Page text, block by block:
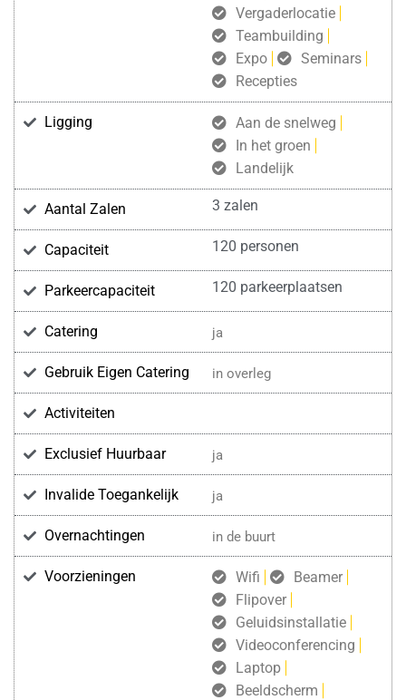
Vergaderlocatie
Teambuilding
Expo
Seminars
Recepties
Ligging
Aan de snelweg
In het groen
Landelijk
Aantal Zalen 3 zalen
Capaciteit 120 personen
Parkeercapaciteit 120 parkeerplaatsen
Catering ja
Gebruik Eigen Catering in overleg
Activiteiten
Exclusief Huurbaar ja
Invalide Toegankelijk ja
Overnachtingen in de buurt
Voorzieningen Wifi
Beamer
Flipover
Geluidsinstallatie
Videoconferencing
Laptop
Beeldscherm